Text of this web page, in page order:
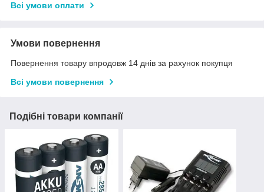
Всі умови оплати
Умови повернення
Повернення товару впродовж 14 днів за рахунок покупця
Всі умови повернення
Подібні товари компанії